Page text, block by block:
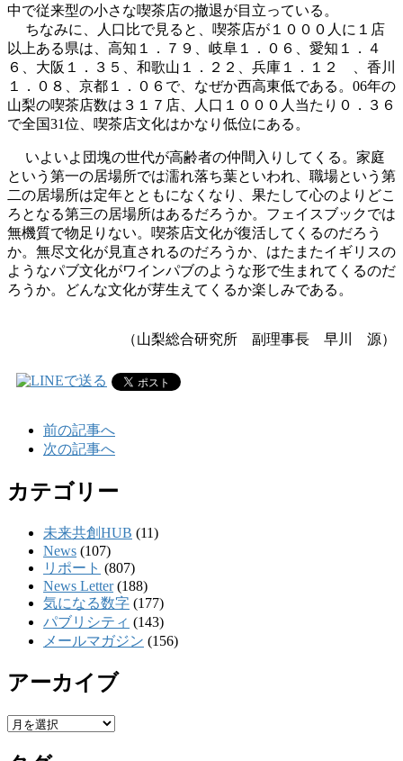
中で従来型の小さな喫茶店の撤退が目立っている。
ちなみに、人口比で見ると、喫茶店が１０００人に１店
以上ある県は、高知１．７９、岐阜１．０６、愛知１．４
６、大阪１．３５、和歌山１．２２、兵庫１．１２ 、香川
１．０８、京都１．０６で、なぜか西高東低である。06年の
山梨の喫茶店数は３１７店、人口１０００人当たり０．３６
で全国31位、喫茶店文化はかなり低位にある。
いよいよ団塊の世代が高齢者の仲間入りしてくる。家庭
という第一の居場所では濡れ落ち葉といわれ、職場という第
二の居場所は定年とともになくなり、果たして心のよりどこ
ろとなる第三の居場所はあるだろうか。フェイスブックでは
無機質で物足りない。喫茶店文化が復活してくるのだろう
か。無尽文化が見直されるのだろうか、はたまたイギリスの
ようなパブ文化がワインパブのような形で生まれてくるのだ
ろうか。どんな文化が芽生えてくるか楽しみである。
（山梨総合研究所 副理事長 早川 源）
前の記事へ
次の記事へ
カテゴリー
未来共創HUB (11)
News (107)
リポート (807)
News Letter(188)
気になる数字 (177)
パブリシティ (143)
メールマガジン (156)
アーカイブ
ア